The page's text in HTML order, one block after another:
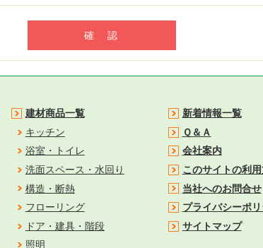
建材商品一覧
キッチン
浴室・トイレ
洗面スペース・水回り
構造・断熱
フローリング
ドア・建具・階段
照明
新着情報一覧
Ｑ＆Ａ
会社案内
このサイトの利
当社へのお問合せ
プライバシーポ
サイトマップ